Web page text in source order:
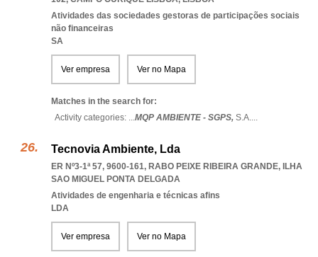
Atividades das sociedades gestoras de participações sociais
não financeiras
SA
Ver empresa Ver no Mapa
Matches in the search for:
Activity categories: ...MQP AMBIENTE - SGPS, S.A....
Tecnovia Ambiente, Lda
ER Nº3-1ª 57, 9600-161, RABO PEIXE RIBEIRA GRANDE, ILHA
SAO MIGUEL PONTA DELGADA
Atividades de engenharia e técnicas afins
LDA
Ver empresa Ver no Mapa